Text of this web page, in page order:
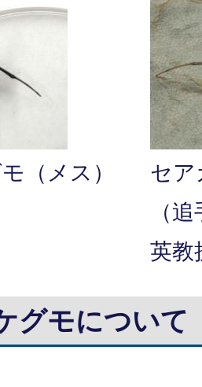
（メス）
セア
（
英教
グモについて